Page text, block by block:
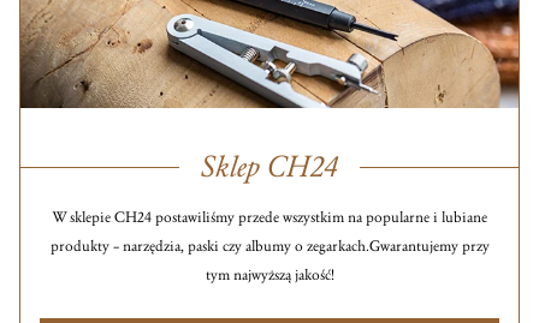
Sklep CH24
W sklepie CH24 postawiliśmy przede wszystkim na popularne i lubiane
produkty – narzędzia, paski czy albumy o zegarkach.Gwarantujemy przy
tym najwyższą jakość!